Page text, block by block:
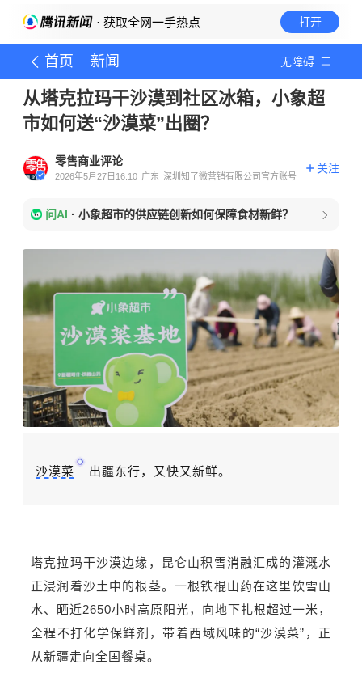
· 获取全网一手热点 打开
首页 新闻 无障碍
从塔克拉玛干沙漠到社区冰箱，小象超
市如何送“沙漠菜”出圈？
零售商业评论
2026年5月27日16:10 广东 深圳知了微营销有限公司官方账号
关注
问AI · 小象超市的供应链创新如何保障食材新鲜？
沙漠菜 出疆东行，又快又新鲜。
塔克拉玛干沙漠边缘，昆仑山积雪消融汇成的灌溉水
正浸润着沙土中的根茎。一根铁棍山药在这里饮雪山
水、晒近2650小时高原阳光，向地下扎根超过一米，
全程不打化学保鲜剂，带着西域风味的“沙漠菜”，正
从新疆走向全国餐桌。